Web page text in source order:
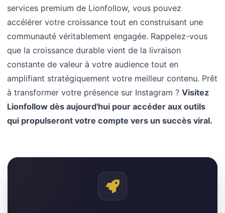
services premium de Lionfollow, vous pouvez
accélérer votre croissance tout en construisant une
communauté véritablement engagée. Rappelez-vous
que la croissance durable vient de la livraison
constante de valeur à votre audience tout en
amplifiant stratégiquement votre meilleur contenu. Prêt
à transformer votre présence sur Instagram ?Visitez
Lionfollow dès aujourd'hui pour accéder aux outils
qui propulseront votre compte vers un succès viral.